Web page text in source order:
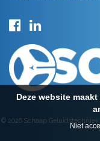
© 2026 Schaap
Deze website
Niet